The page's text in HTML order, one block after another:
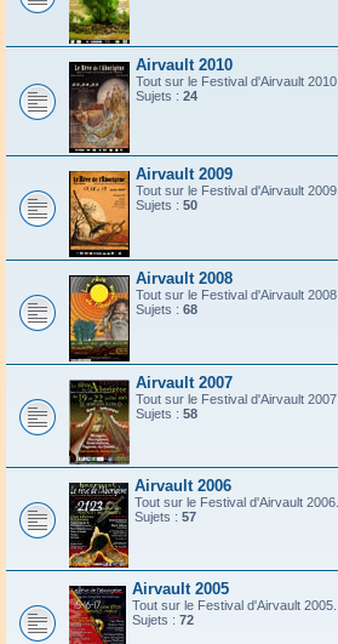
Airvault 2010
Tout sur le Festival d'Airvault 2010
Sujets : 24
Airvault 2009
Tout sur le Festival d'Airvault 2009
Sujets : 50
Airvault 2008
Tout sur le Festival d'Airvault 2008.
Sujets : 68
Airvault 2007
Tout sur le Festival d'Airvault 2007.
Sujets : 58
Airvault 2006
Tout sur le Festival d'Airvault 2006.
Sujets : 57
Airvault 2005
Tout sur le Festival d'Airvault 2005.
Sujets : 72